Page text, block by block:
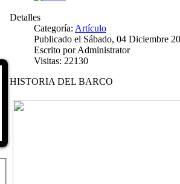
EXPOSICIONES, REGATAS Y UN
DAMNIFICADOS TERREMOTOS DE
CALENDARIO DE ACTIVIDADES
Biografía Juan Sebastián de
Sábado, 04 Diciembre 2010
Juan Sebastián de Elcano nació en
Características del Buque
CARACTERÍSTICAS - Buque Escuela
buque. DATOS HISTÓRICOS.
Detalles
Categoría: Artículo
Publicado el Sábado, 04 Diciembre
Escrito por Administrator
Visitas: 22130
HISTORIA DEL BARCO